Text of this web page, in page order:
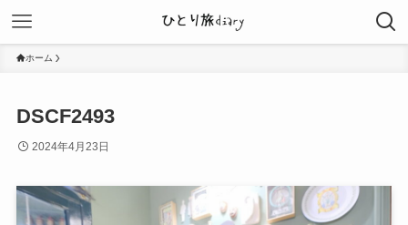
ホーム
DSCF2493
2024年4月23日